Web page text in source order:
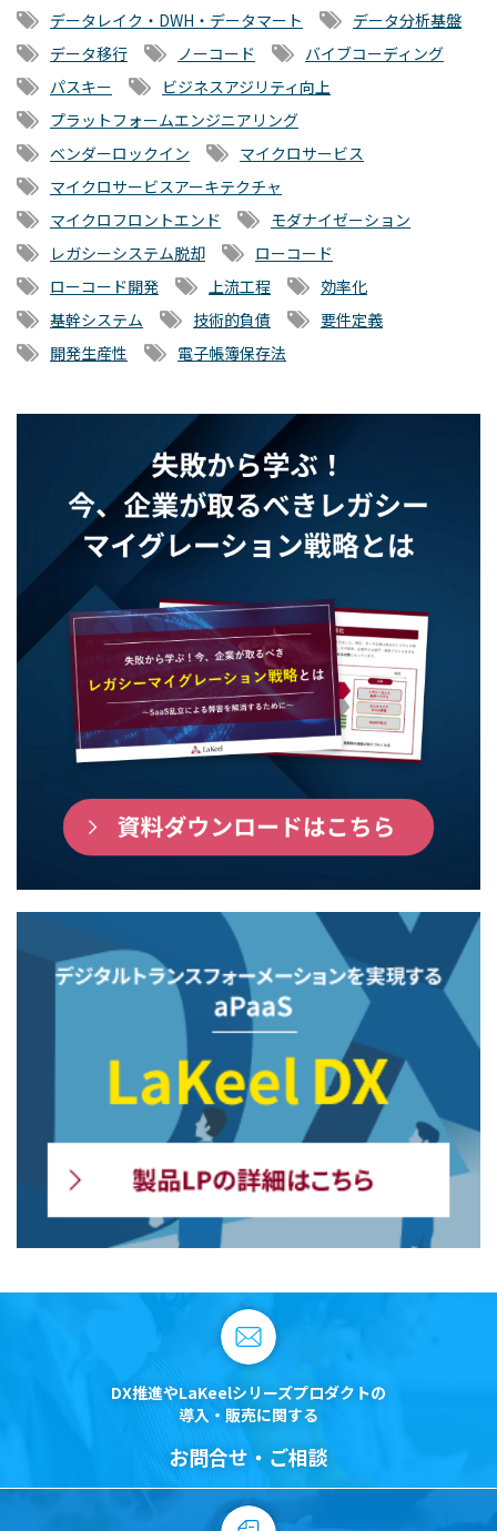
データレイク・DWH・データマート
データ分析基盤
データ移行
ノーコード
バイブコーディング
パスキー
ビジネスアジリティ向上
プラットフォームエンジニアリング
ベンダーロックイン
マイクロサービス
マイクロサービスアーキテクチャ
マイクロフロントエンド
モダナイゼーション
レガシーシステム脱却
ローコード
ローコード開発
上流工程
効率化
基幹システム
技術的負債
要件定義
開発生産性
電子帳簿保存法
DX推進やLaKeelシリーズプロダクトの
導入・販売に関する
お問合せ・ご相談